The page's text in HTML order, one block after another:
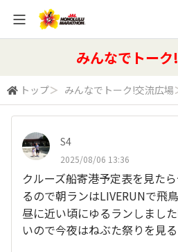
みんなでトー
トップ＞ みんなでトーク!交流広場
S4
2025/08/06 13:36
クルーズ船寄港予定表を見た
るので朝ランはLIVERUNで飛
昼に近い頃にゆるランしまし
いので今夜はねぶた祭りを見